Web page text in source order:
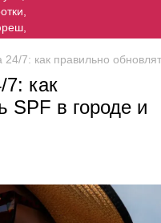
7: как правильно
как
SPF в городе и